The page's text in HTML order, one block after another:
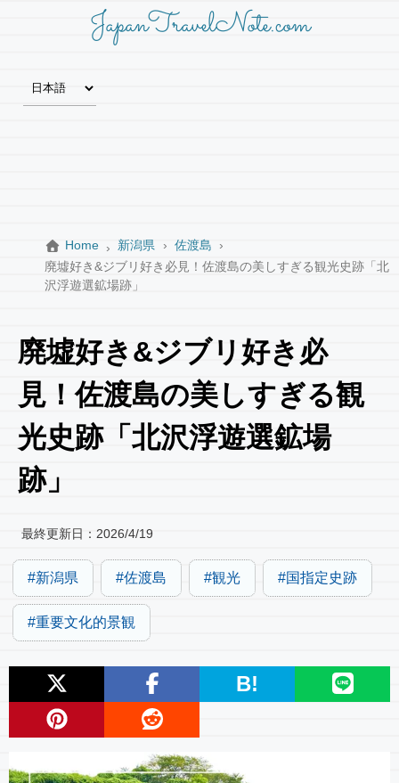
JapanTravelNote.com
Home 新潟県
佐渡島
廃墟好き&ジブリ好き必見！佐渡島の美しすぎる観光史跡「北
沢浮遊選鉱場跡」
廃墟好き&ジブリ好き必
見！佐渡島の美しすぎる観
光史跡「北沢浮遊選鉱場
跡」
最終更新日： 2026/4/19
新潟県 佐渡島 観光 国指定史跡
重要文化的景観
B!